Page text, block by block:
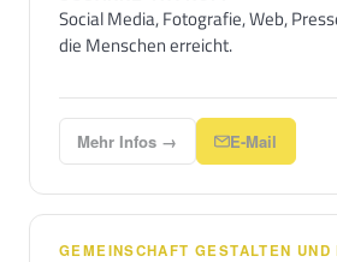
Social Media, Fotografie, Web,
die Menschen erreicht.
Mehr Infos → E-Mail
GEMEINSCHAFT GESTALTEN UND